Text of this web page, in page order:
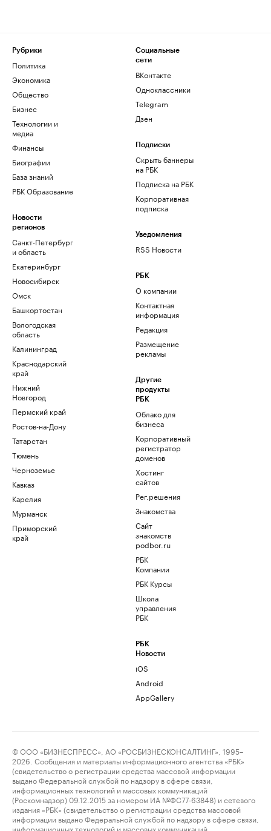
Рубрики
Политика
Экономика
Общество
Бизнес
Технологии и
медиа
Финансы
Биографии
База знаний
РБК Образование
Новости
регионов
Санкт-Петербург
и область
Екатеринбург
Новосибирск
Омск
Башкортостан
Вологодская
область
Калининград
Краснодарский
край
Нижний
Новгород
Пермский край
Ростов-на-Дону
Татарстан
Тюмень
Черноземье
Кавказ
Карелия
Мурманск
Приморский
край
Социальные
сети
ВКонтакте
Одноклассники
Telegram
Дзен
Подписки
Скрыть баннеры
на РБК
Подписка на РБК
Корпоративная
подписка
Уведомления
RSS Новости
РБК
О компании
Контактная
информация
Редакция
Размещение
рекламы
Другие
продукты
РБК
Облако для
бизнеса
Корпоративный
регистратор
доменов
Хостинг
сайтов
Рег.решения
Знакомства
Сайт
знакомств
podbor.ru
РБК
Компании
РБК Курсы
Школа
управления
РБК
РБК
Новости
iOS
Android
AppGallery
© ООО «БИЗНЕСПРЕСС», АО «РОСБИЗНЕСКОНСАЛТИНГ», 1995–
2026. Сообщения и материалы информационного агентства «РБК»
(свидетельство о регистрации средства массовой информации
выдано Федеральной службой по надзору в сфере связи,
информационных технологий и массовых коммуникаций
(Роскомнадзор) 09.12.2015 за номером ИА №ФС77-63848) и сетевого
издания «РБК» (свидетельство о регистрации средства массовой
информации выдано Федеральной службой по надзору в сфере связи,
информационных технологий и массовых коммуникаций